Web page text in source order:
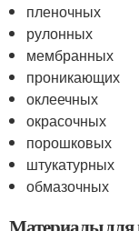
пленочных
рулонных
мембранных
проникающих
оклеечных
окрасочных
порошковых
штукатурных
обмазочных